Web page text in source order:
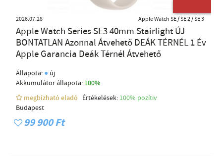
2026.07.28 Apple Watch SE / SE 2 / SE 3
Apple Watch Series SE3 40mm Stairlight ÚJ
BONTATLAN Azonnal Átvehető DEÁK TÉRNÉL 1 Év
Apple Garancia Deák Térnél Átvehető
Állapota: ● új
Akkumulátor állapota: 100%
megbízható eladó
Értékelések: 100% pozítiv
Budapest
99 900 Ft